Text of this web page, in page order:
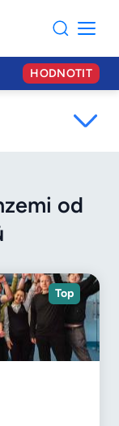
HODNOTIT
od
Top